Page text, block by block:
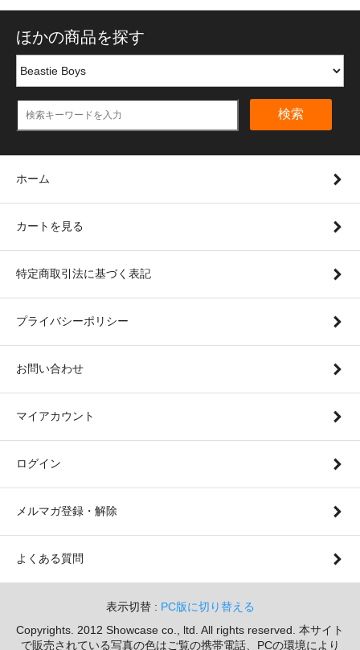
ほかの商品を探す
検索
ホーム
カートを見る
特定商取引法に基づく表記
プライバシーポリシー
お問い合わせ
マイアカウント
ログイン
メルマガ登録・解除
よくある質問
表示切替 : PC版に切り替える
Copyrights. 2012 Showcase co., ltd. All rights reserved. 本サイト
で販売されている写真の色はご覧の携帯電話、PCの環境により